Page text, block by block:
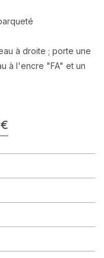
à droite ; porte une
à l'encre "FA" et un